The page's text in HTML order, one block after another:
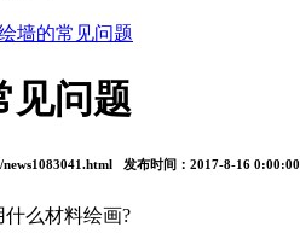
墙的常见问题
见问题
发布时间：2017-8-16 0:00:00
什么材料绘画?